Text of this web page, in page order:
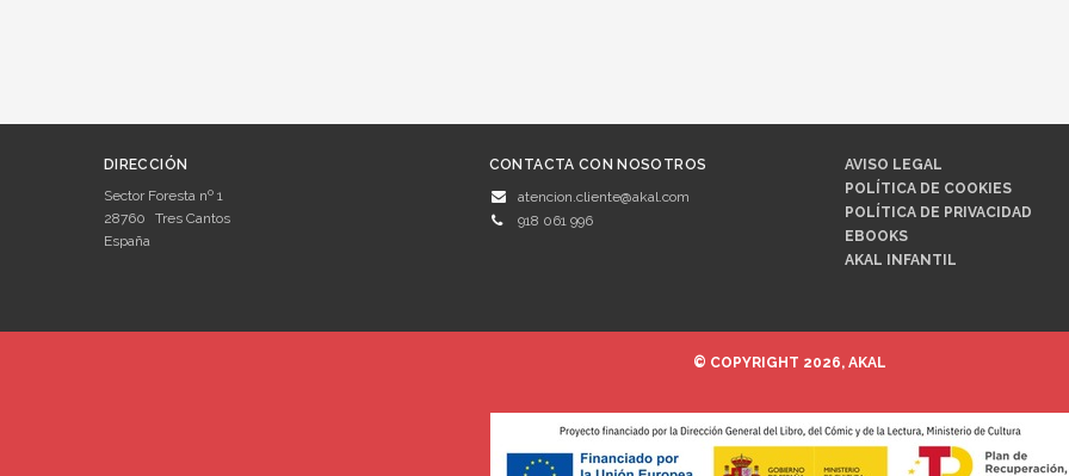
DIRECCIÓN
Sector Foresta nº 1
28760
Tres Cantos
España
CONTACTA CON NOSOTROS
atencion.cliente@akal.com
918 061 996
AVISO LEGAL
POLÍTICA DE COOKIES
POLÍTICA DE PRIVACIDAD
EBOOKS
AKAL INFANTIL
© COPYRIGHT 2026, AKAL